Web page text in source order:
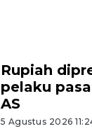
Rupiah
pelaku
AS
5 Agustus 2026